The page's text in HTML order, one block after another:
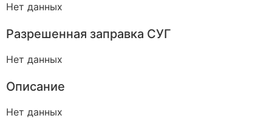
Нет данных
Разрешенная заправка СУГ
Нет данных
Описание
Нет данных